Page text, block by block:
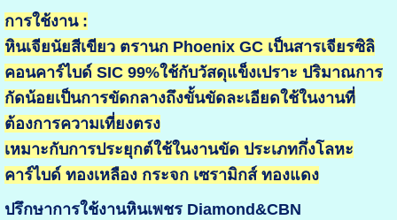
การใช้งาน :
หินเจียนัยสีเขียว ตรานก Phoenix GC เป็นสารเจียรซิลิ
คอนคาร์ไบด์ SIC 99%ใช้กับวัสดุแข็งเปราะ ปริมาณการ
กัดน้อยเป็นการขัดกลางถึงขั้นขัดละเอียดใช้ในงานที่
ต้องการความเที่ยงตรง
เหมาะกับการประยุกต์ใช้ในงานขัด ประเภทกึ่งโลหะ
คาร์ไบด์ ทองเหลือง กระจก เซรามิกส์ ทองแดง
ปรึกษาการใช้งานหินเพชร Diamond&CBN